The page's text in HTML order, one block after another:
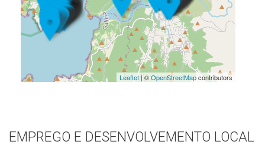
Leaflet| ©OpenStreetMapcontributors
EMPREGO E DESENVOLVEMENTO LOCAL